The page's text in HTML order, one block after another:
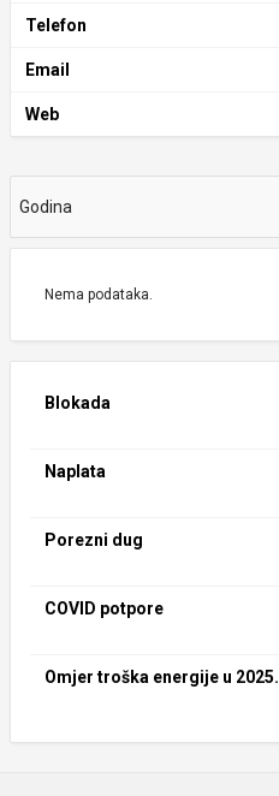
Telefon
Email
Web
Godina
Nema podataka.
Blokada
Naplata
Porezni dug
COVID potpore
Omjer troška energije u 2025.